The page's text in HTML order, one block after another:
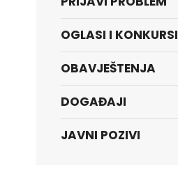
OGLASI I KONKURSI
OBAVJEŠTENJA
DOGAĐAJI
JAVNI POZIVI